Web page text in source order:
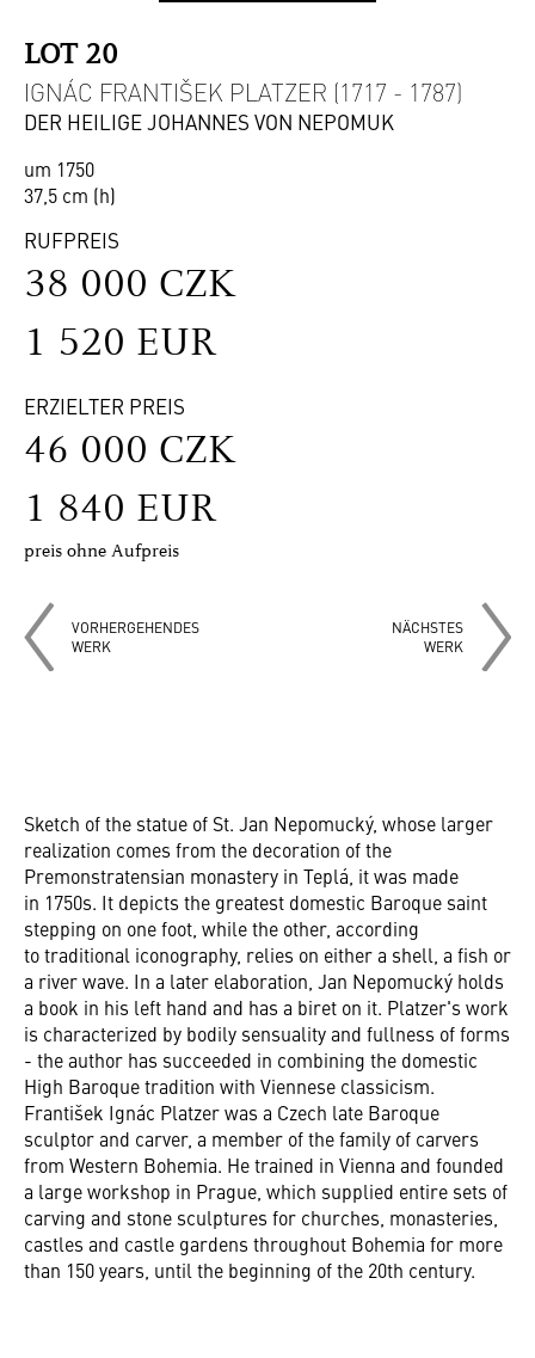
LOT 20
IGNÁC FRANTIŠEK PLATZER (1717 - 1787)
DER HEILIGE JOHANNES VON NEPOMUK
um 1750
37,5 cm (h)
RUFPREIS
38 000 CZK
1 520 EUR
ERZIELTER PREIS
46 000 CZK
1 840 EUR
preis ohne Aufpreis
VORHERGEHENDES
WERK
NÄCHSTES
WERK
Sketch of the statue of St. Jan Nepomucký, whose larger
realization comes from the decoration of the
Premonstratensian monastery in Teplá, it was made
in 1750s. It depicts the greatest domestic Baroque saint
stepping on one foot, while the other, according
to traditional iconography, relies on either a shell, a fish or
a river wave. In a later elaboration, Jan Nepomucký holds
a book in his left hand and has a biret on it. Platzer's work
is characterized by bodily sensuality and fullness of forms
- the author has succeeded in combining the domestic
High Baroque tradition with Viennese classicism.
František Ignác Platzer was a Czech late Baroque
sculptor and carver, a member of the family of carvers
from Western Bohemia. He trained in Vienna and founded
a large workshop in Prague, which supplied entire sets of
carving and stone sculptures for churches, monasteries,
castles and castle gardens throughout Bohemia for more
than 150 years, until the beginning of the 20th century.